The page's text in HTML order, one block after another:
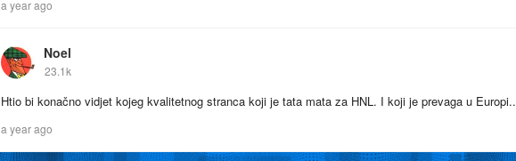
a year ago
Noel
23.1k
Htio bi konačno vidjet kojeg kvalitetnog stranca koji je tata mata za HNL. I koji je prevaga u Europi..
a year ago